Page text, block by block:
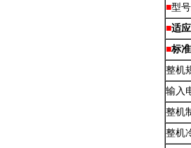
■型
■适
■标
整机
输入
整机
整机